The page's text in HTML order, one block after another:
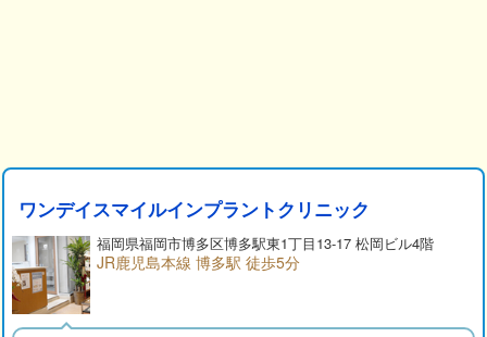
ワンデイスマイルインプラントクリニック
福岡県福岡市博多区博多駅東1丁目13-17 松岡ビル4階
JR鹿児島本線 博多駅 徒歩5分